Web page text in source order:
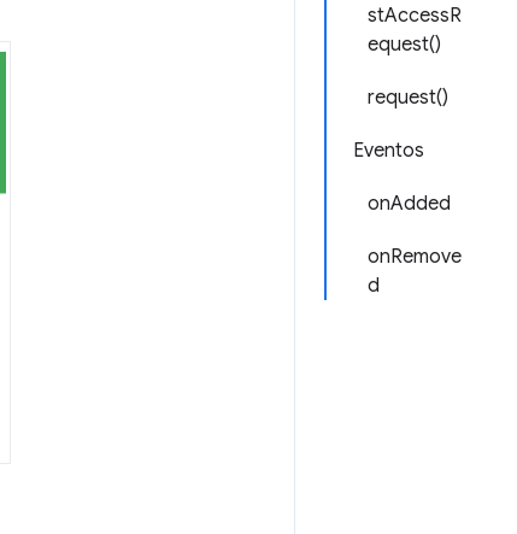
stAccessR
equest()
request()
Eventos
onAdded
onRemove
d